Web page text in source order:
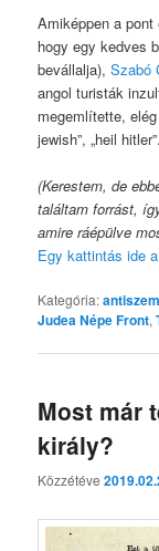
Amiképpen a
hogy egy kedves
bevállalja),Szabó
angol turisták
megemlítette,
jewish”, „heil hitler”.
(Kerestem, de
találtam forrást,
amire ráépülve
Egy kattintás ide
Kategória:
Judea Népe Front,
Most már
király?
Közzétéve